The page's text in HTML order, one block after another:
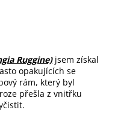
Ruggine)jsem získal
opakujících se
rám, který byl
přešla z vnitřku